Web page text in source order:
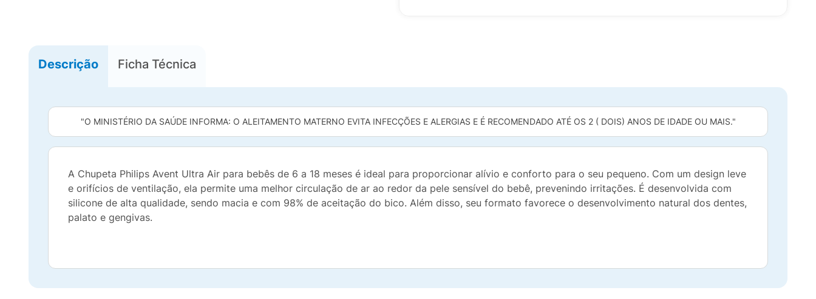
Descrição Ficha Técnica
"O MINISTÉRIO DA SAÚDE INFORMA: O ALEITAMENTO MATERNO EVITA INFECÇÕES E ALERGIAS E É RECOMENDADO ATÉ OS 2 ( DOIS) ANOS DE IDADE OU MAIS."
A Chupeta Philips Avent Ultra Air para bebês de 6 a 18 meses é ideal para proporcionar alívio e conforto para o seu pequeno. Com um design leve
e orifícios de ventilação, ela permite uma melhor circulação de ar ao redor da pele sensível do bebê, prevenindo irritações. É desenvolvida com
silicone de alta qualidade, sendo macia e com 98% de aceitação do bico. Além disso, seu formato favorece o desenvolvimento natural dos dentes,
palato e gengivas.